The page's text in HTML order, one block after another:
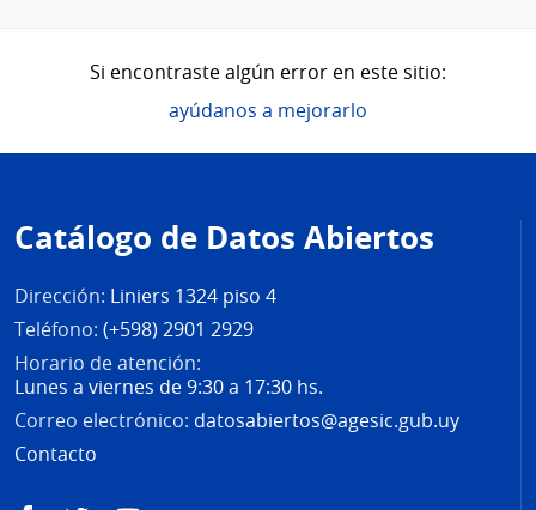
Si encontraste algún error en este sitio:
ayúdanos a mejorarlo
de
página
Catálogo de Datos Abiertos
Dirección: Liniers 1324 piso 4
Teléfono: (+598) 2901 2929
Horario de atención:
Lunes a viernes de 9:30 a 17:30 hs.
Correo electrónico: datosabiertos@agesic.gub.uy
Contacto